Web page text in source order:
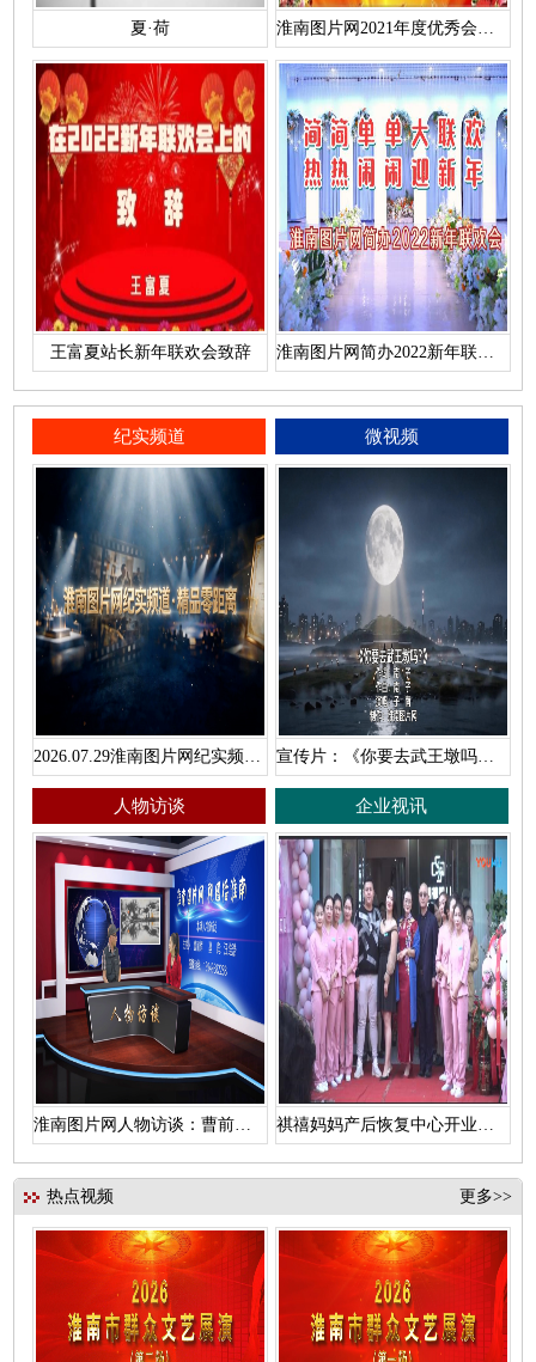
夏·荷 淮南图片网2021年度优秀会员名单
王富夏站长新年联欢会致辞 淮南图片网简办2022新年联欢会
纪实频道 微视频
宣传片：《你要去武王墩吗？》
人物访谈
淮南图片网人物访谈：曹前辉访汪维浩
企业视讯
祺禧妈妈产后恢复中心开业盛典
热点视频 更多>>